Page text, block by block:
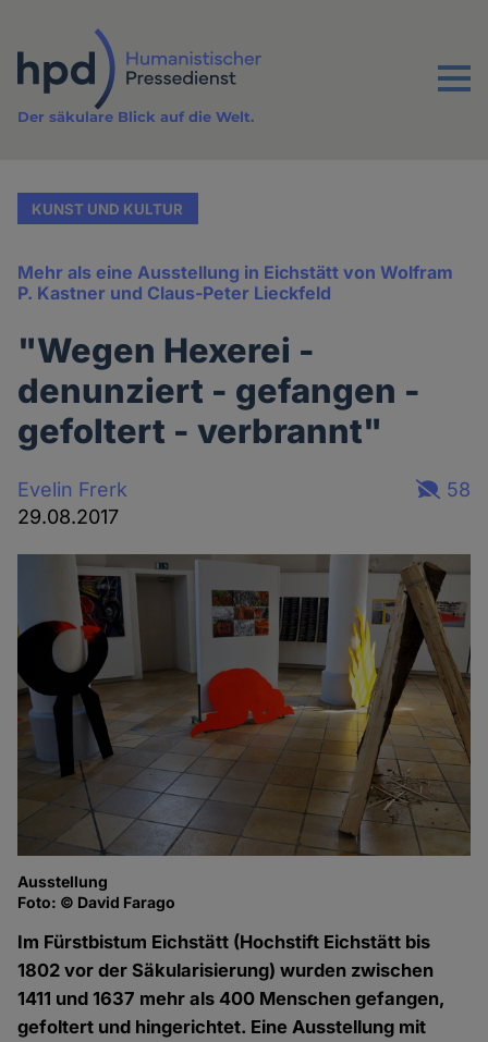
Inhalt
Menu
Der säkulare Blick auf die Welt.
KUNST UND KULTUR
Mehr als eine Ausstellung in Eichstätt von Wolfram
P. Kastner und Claus-Peter Lieckfeld
"Wegen Hexerei -
denunziert - gefangen -
gefoltert - verbrannt"
Evelin Frerk
29.08.2017
58
Ausstellung
Foto: © David Farago
Im Fürstbistum Eichstätt (Hochstift Eichstätt bis
1802 vor der Säkularisierung) wurden zwischen
1411 und 1637 mehr als 400 Menschen gefangen,
gefoltert und hingerichtet. Eine Ausstellung mit